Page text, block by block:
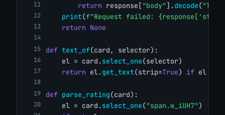
return response[ "body" ]. decode(
print(f"Request failed:
return None
def text_of(card, selector):
    el = card.
select_one(selector)
return el. get_text(strip=True) if el
def parse_rating(card):
    el = card.
select_one("span.w_iUH7")